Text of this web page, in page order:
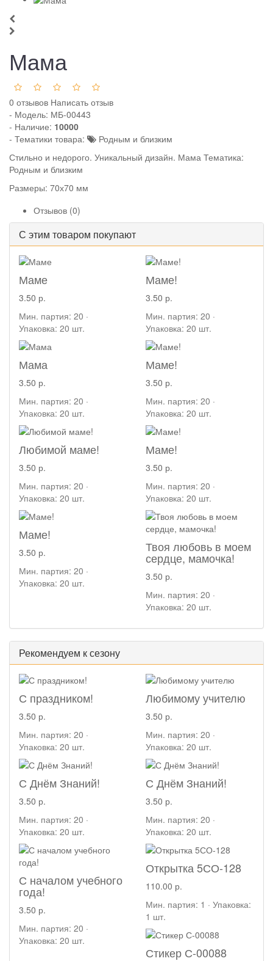
Мама
0 отзывов Написать отзыв
- Модель: МБ-00443
- Наличие: 10000
- Тематики товара:
Родным и близким
Стильно и недорого. Уникальный дизайн. Мама Тематика:
Родным и близким
Размеры: 70х70 мм
Отзывов (0)
С этим товаром покупают
Маме
3.50 р.
Мин. партия: 20 ·
Упаковка: 20 шт.
Маме!
3.50 р.
Мин. партия: 20 ·
Упаковка: 20 шт.
Мама
3.50 р.
Мин. партия: 20 ·
Упаковка: 20 шт.
Маме!
3.50 р.
Мин. партия: 20 ·
Упаковка: 20 шт.
Любимой маме!
3.50 р.
Мин. партия: 20 ·
Упаковка: 20 шт.
Маме!
3.50 р.
Мин. партия: 20 ·
Упаковка: 20 шт.
Маме!
3.50 р.
Мин. партия: 20 ·
Упаковка: 20 шт.
Твоя любовь в моем
сердце, мамочка!
3.50 р.
Мин. партия: 20 ·
Упаковка: 20 шт.
Рекомендуем к сезону
С праздником!
3.50 р.
Мин. партия: 20 ·
Упаковка: 20 шт.
Любимому учителю
3.50 р.
Мин. партия: 20 ·
Упаковка: 20 шт.
С Днём Знаний!
3.50 р.
Мин. партия: 20 ·
Упаковка: 20 шт.
С Днём Знаний!
3.50 р.
Мин. партия: 20 ·
Упаковка: 20 шт.
С началом учебного
года!
3.50 р.
Мин. партия: 20 ·
Упаковка: 20 шт.
Открытка 5СО-128
110.00 р.
Мин. партия: 1 · Упаковка:
1 шт.
Стикер С-00088